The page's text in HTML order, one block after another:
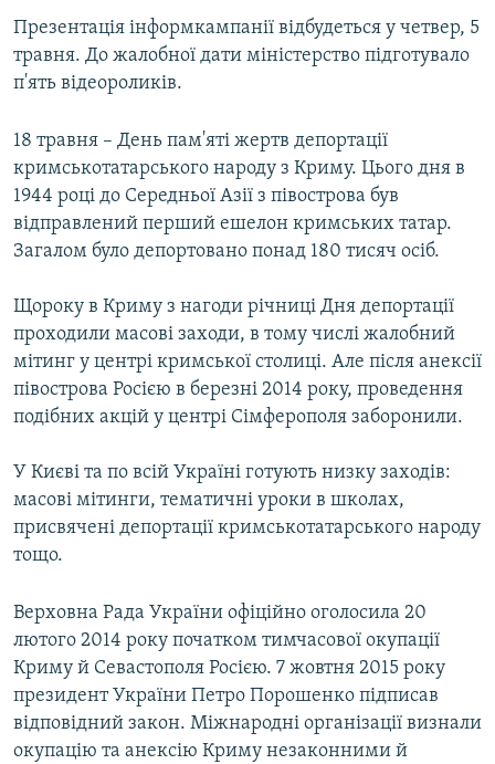
Презентація інформкампанії відбудеться у четвер, 5
травня. До жалобної дати міністерство підготувало
п'ять відеороликів.
18 травня – День пам'яті жертв депортації
кримськотатарського народу з Криму. Цього дня в
1944 році до Середньої Азії з півострова був
відправлений перший ешелон кримських татар.
Загалом було депортовано понад 180 тисяч осіб.
Щороку в Криму з нагоди річниці Дня депортації
проходили масові заходи, в тому числі жалобний
мітинг у центрі кримської столиці. Але після анексії
півострова Росією в березні 2014 року, проведення
подібних акцій у центрі Сімферополя заборонили.
У Києві та по всій Україні готують низку заходів:
масові мітинги, тематичні уроки в школах,
присвячені депортації кримськотатарського народу
тощо.
Верховна Рада України офіційно оголосила 20
лютого 2014 року початком тимчасової окупації
Криму й Севастополя Росією. 7 жовтня 2015 року
президент України Петро Порошенко підписав
відповідний закон. Міжнародні організації визнали
окупацію та анексію Криму незаконними й